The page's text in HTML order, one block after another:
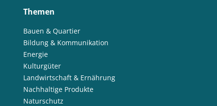
Themen
Bauen & Quartier
Bildung & Kommunikation
Energie
Kulturgüter
Landwirtschaft & Ernährung
Nachhaltige Produkte
Naturschutz